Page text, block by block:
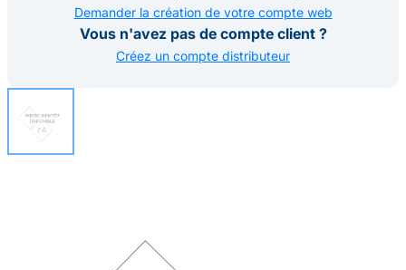
Demander la création de votre compte web
Vous n'avez pas de compte client ?
Créez un compte distributeur